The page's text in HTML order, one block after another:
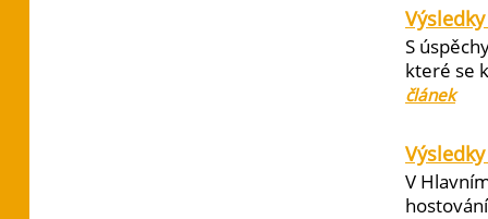
S
které se
článek
V